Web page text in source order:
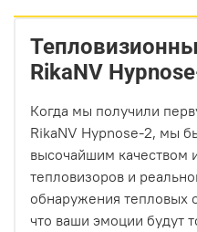
RikaNV
Когда мы получили
RikaNV Hypnose-2, мы
высочайшим качеством
тепловизоров и
обнаружения тепловых
что ваши эмоции будут